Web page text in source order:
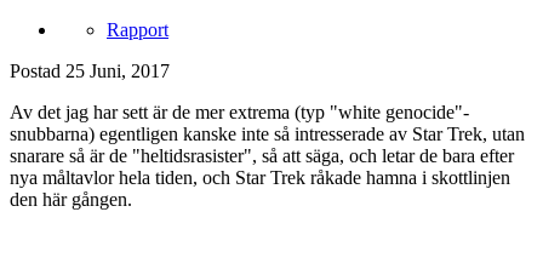
Rapport
Postad 25 Juni, 2017
Av det jag har sett är de mer extrema (typ "white genocide"-
snubbarna) egentligen kanske inte så intresserade av Star Trek, utan
snarare så är de "heltidsrasister", så att säga, och letar de bara efter
nya måltavlor hela tiden, och Star Trek råkade hamna i skottlinjen
den här gången.